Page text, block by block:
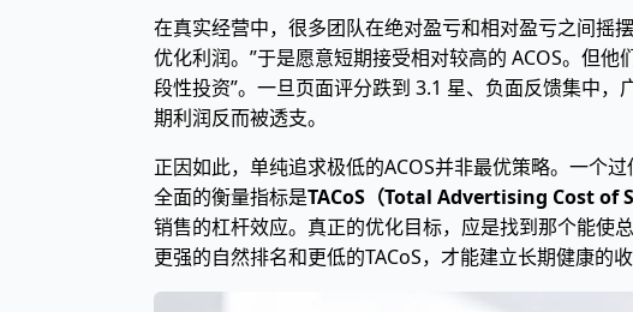
在真实经营中，很多团队在绝对盈亏和相对盈亏之间摇
优化利润。”于是愿意短期接受相对较高的 ACOS。但
段性投资”。一旦页面评分跌到 3.1 星、负面反馈集中
期利润反而被透支。
正因如此，单纯追求极低的ACOS并非最优策略。一个
全面的衡量指标是TACoS（Total Advertising Cost of
销售的杠杆效应。真正的优化目标，应是找到那个能使
更强的自然排名和更低的TACoS，才能建立长期健康的收